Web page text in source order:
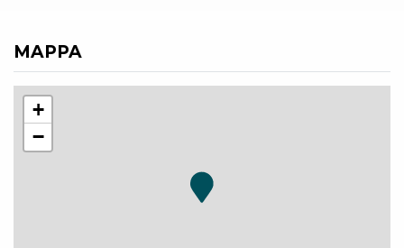
MAPPA
+
−